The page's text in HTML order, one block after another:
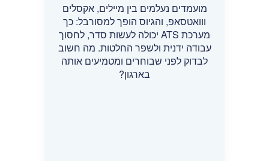
מועמדים נעלמים בין מיילים, אקסלים
ווואטסאפ, והגיוס הופך למסורבל: כך
מערכת ATS יכולה לעשות סדר, לחסוך
עבודה ידנית ולשפר החלטות. מה חשוב
לבדוק לפני שבוחרים ומטמיעים אותה
בארגון?